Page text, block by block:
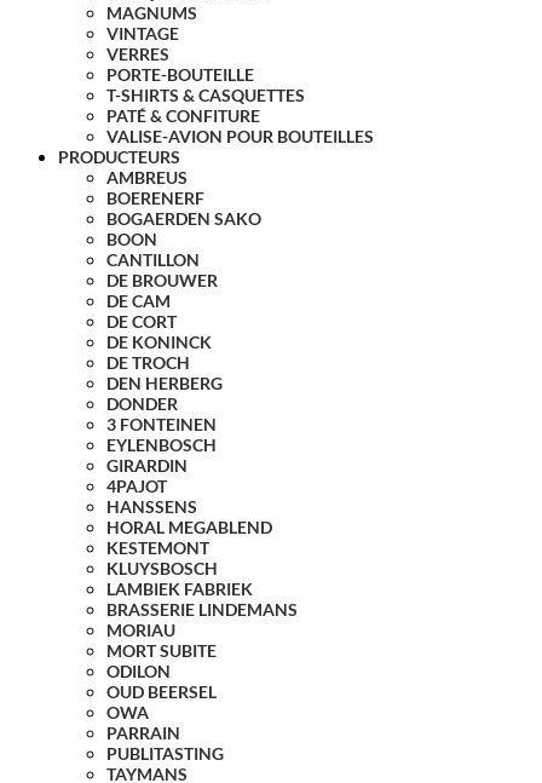
MAGNUMS
VINTAGE
VERRES
PORTE-BOUTEILLE
T-SHIRTS & CASQUETTES
PATÉ & CONFITURE
VALISE-AVION POUR BOUTEILLES
PRODUCTEURS
AMBREUS
BOERENERF
BOGAERDEN SAKO
BOON
CANTILLON
DE BROUWER
DE CAM
DE CORT
DE KONINCK
DE TROCH
DEN HERBERG
DONDER
3 FONTEINEN
EYLENBOSCH
GIRARDIN
4PAJOT
HANSSENS
HORAL MEGABLEND
KESTEMONT
KLUYSBOSCH
LAMBIEK FABRIEK
BRASSERIE LINDEMANS
MORIAU
MORT SUBITE
ODILON
OUD BEERSEL
OWA
PARRAIN
PUBLITASTING
TAYMANS